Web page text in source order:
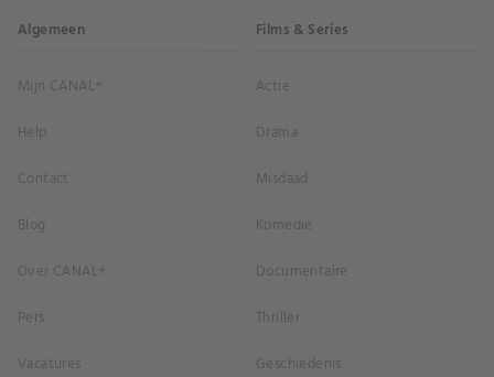
Algemeen
Mijn CANAL+
Help
Contact
Blog
Over CANAL+
Pers
Vacatures
Films & Series
Actie
Drama
Misdaad
Komedie
Documentaire
Thriller
Geschiedenis